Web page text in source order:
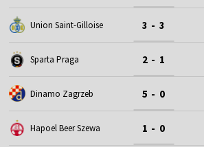
Union Saint-Gilloise 3 - 3
Sparta Praga 2 - 1
Dinamo Zagrzeb 5 - 0
Hapoel Beer Szewa 1 - 0